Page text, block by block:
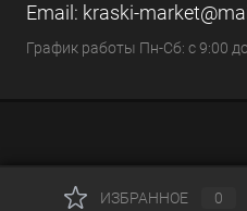
Email: kraski-
График работы Пн-Сб: с 9:00
ИЗБРАННОЕ 0